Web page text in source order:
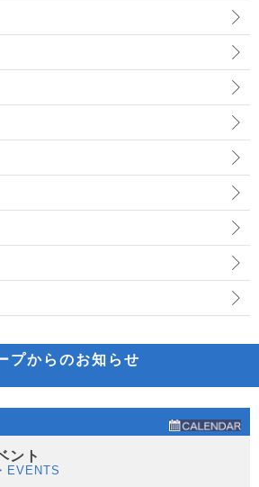
プからのお知らせ
ント
EVENTS